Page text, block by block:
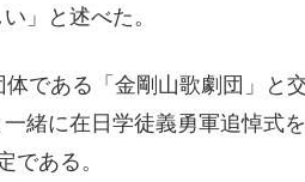
」と述べた。
である「金剛山歌劇団」
緒に在日学徒義勇軍追悼式
である。